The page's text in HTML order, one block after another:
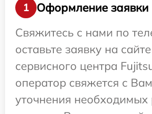
1
Оформление заявки
Свяжитесь с нами по
оставьте заявку на сайте
сервисного центра
оператор свяжется с
уточнения необходимых